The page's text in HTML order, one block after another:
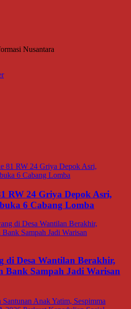
Nusantara
RW 24 Griya Depok Asri,
6 Cabang Lomba
di Desa Wantilan Berakhir,
Bank Sampah Jadi Warisan